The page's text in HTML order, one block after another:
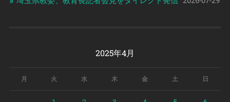
2025年4月
月 火 水 木 金 土 日